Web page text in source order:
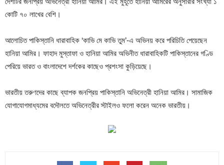
কোটি ৭০ লাখের বেশি।
আলোচিত পাকিস্তানি ধারাবাহিক ‘কাভি মে কাভি তুম’-এ অভিনয় করে পরিচিতি পেয়েছেন
হানিয়া আমির। ফাহাদ মুস্তাফা ও হানিয়া আমির অভিনীত ধারাবাহিকটি পাকিস্তানের গণ্ডি
পেরিয়ে ভারত ও বাংলাদেশে দর্শকের কাছেও প্রশংসা কুড়িয়েছে।
ভারতীয় তরুণদের কাছে ব্যাপক জনপ্রিয় পাকিস্তানি অভিনেত্রী হানিয়া আমির। সামাজিক
যোগাযোগমাধ্যমের বদৌলতে অভিনেত্রীর স্টাইলও ফলো করেন অনেক ভারতীয়।